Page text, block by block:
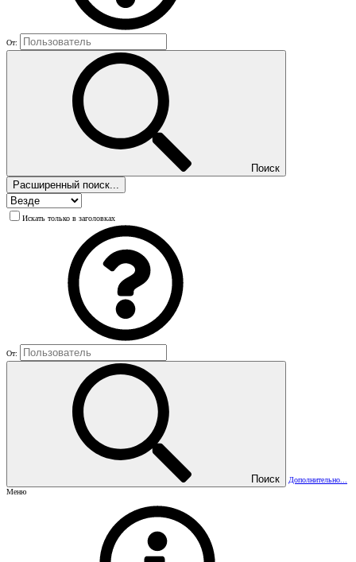
От:
Поиск
Расширенный поиск...
Искать только в заголовках
От:
Поиск
Дополнительно...
Меню